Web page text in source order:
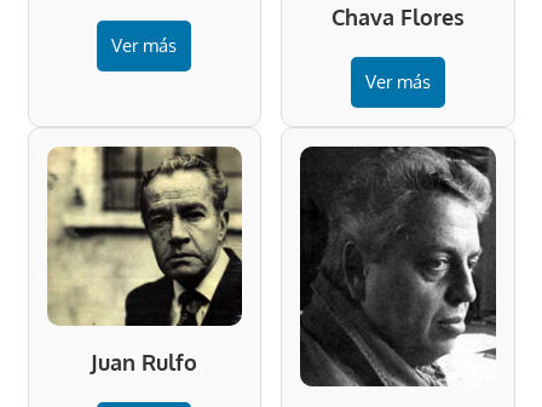
Ver más
Chava Flores
Ver más
Juan Rulfo